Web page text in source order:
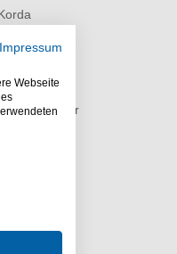
Impressum
Webseite